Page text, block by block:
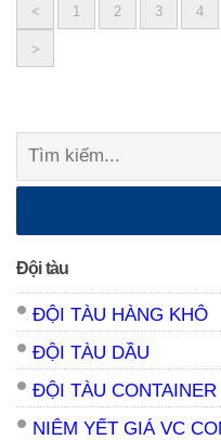
Posts
navigation
< 1 2 3 4
>
Tìm
Đội tàu
ĐỘI TÀU HÀNG KHÔ
ĐỘI TÀU DẦU
ĐỘI TÀU CONTAINER
NIÊM YẾT GIÁ VC